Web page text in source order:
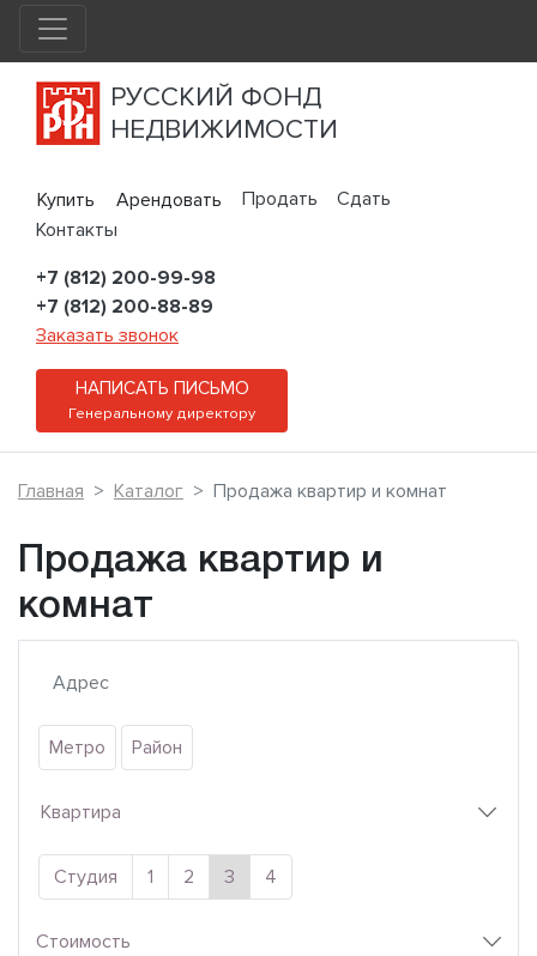
РУССКИЙ ФОНД
НЕДВИЖИМОСТИ
Купить Арендовать Продать
Сдать
Контакты
+7 (812) 200-99-98
+7 (812) 200-88-89
Заказать звонок
НАПИСАТЬ ПИСЬМО
Генеральному директору
Главная Каталог Продажа квартир и комнат
Продажа квартир и
комнат
Метро Район
Квартира
Студия 1 2 3 4
Стоимость